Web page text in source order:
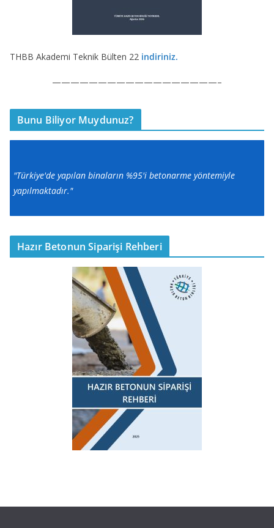
THBB Akademi Teknik Bülten 22 indiriniz.
——————————————————–
Bunu Biliyor Muydunuz?
"Türkiye'de yapılan binaların %95'i betonarme yöntemiyle
yapılmaktadır."
Hazır Betonun Siparişi Rehberi